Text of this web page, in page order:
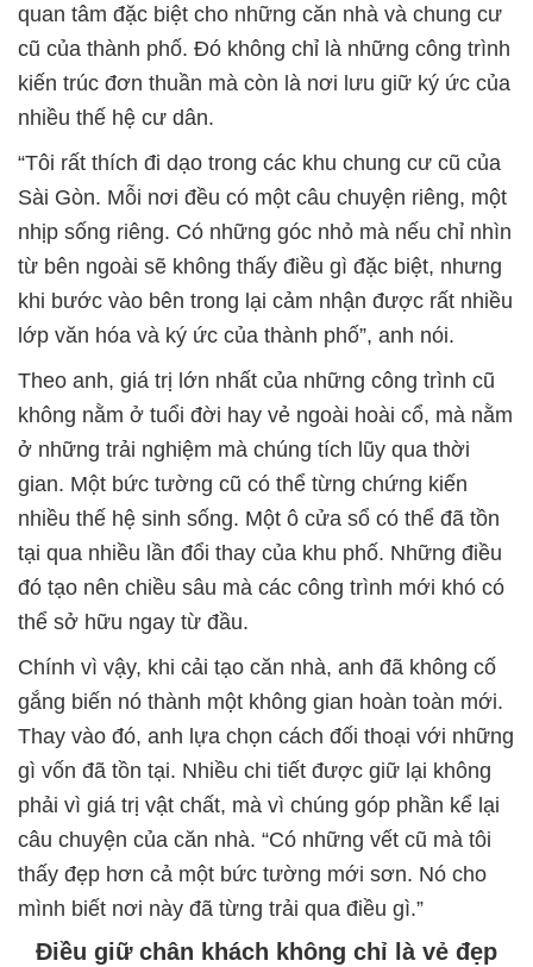
quan tâm đặc biệt cho những căn nhà và chung cư
cũ của thành phố. Đó không chỉ là những công trình
kiến trúc đơn thuần mà còn là nơi lưu giữ ký ức của
nhiều thế hệ cư dân.
“Tôi rất thích đi dạo trong các khu chung cư cũ của
Sài Gòn. Mỗi nơi đều có một câu chuyện riêng, một
nhịp sống riêng. Có những góc nhỏ mà nếu chỉ nhìn
từ bên ngoài sẽ không thấy điều gì đặc biệt, nhưng
khi bước vào bên trong lại cảm nhận được rất nhiều
lớp văn hóa và ký ức của thành phố”, anh nói.
Theo anh, giá trị lớn nhất của những công trình cũ
không nằm ở tuổi đời hay vẻ ngoài hoài cổ, mà nằm
ở những trải nghiệm mà chúng tích lũy qua thời
gian. Một bức tường cũ có thể từng chứng kiến
nhiều thế hệ sinh sống. Một ô cửa sổ có thể đã tồn
tại qua nhiều lần đổi thay của khu phố. Những điều
đó tạo nên chiều sâu mà các công trình mới khó có
thể sở hữu ngay từ đầu.
Chính vì vậy, khi cải tạo căn nhà, anh đã không cố
gắng biến nó thành một không gian hoàn toàn mới.
Thay vào đó, anh lựa chọn cách đối thoại với những
gì vốn đã tồn tại. Nhiều chi tiết được giữ lại không
phải vì giá trị vật chất, mà vì chúng góp phần kể lại
câu chuyện của căn nhà. “Có những vết cũ mà tôi
thấy đẹp hơn cả một bức tường mới sơn. Nó cho
mình biết nơi này đã từng trải qua điều gì.”
Điều giữ chân khách không chỉ là vẻ đẹp